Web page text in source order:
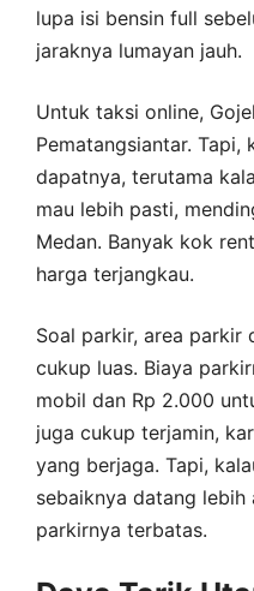
lupa isi bensin full
jaraknya lumayan jauh.
Untuk taksi online,
Pematangsiantar. Tapi,
dapatnya, terutama
mau lebih pasti,
Medan. Banyak kok
harga terjangkau.
Soal parkir, area parkir
cukup luas. Biaya
mobil dan Rp 2.000
juga cukup terjamin,
yang berjaga. Tapi,
sebaiknya datang lebih
parkirnya terbatas.